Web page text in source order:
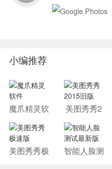
小编推荐
魔爪精灵软 美图秀秀2
美图秀秀极
速版
智能人脸测
试最新版